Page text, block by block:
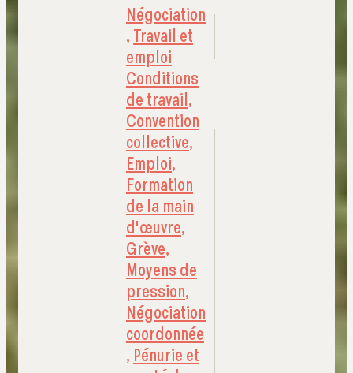
Négociation
,Travail et
emploi
Conditions
de travail,
Convention
collective,
Emploi,
Formation
de la main
d'œuvre,
Grève,
Moyens de
pression,
Négociation
coordonnée
,Pénurie et